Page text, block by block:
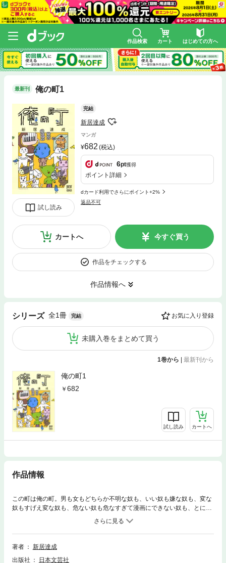
作品検索 カート はじめての方へ
最新刊 俺の町1
試し読み
完結
新居達成
マンガ
682 (税込)
6pt獲得
ポイント詳細
dカード利用でさらにポイント+2%
返品不可
カートへ 今すぐ買う
作品をチェックする
作品情報へ
シリーズ 全1冊 完結 お気に入り登録
未購入巻をまとめて買う
1巻から | 最新刊から
俺の町1
682
試し読み カートへ
作品情報
この町は俺の町。男も女もどちらか不明な奴も、いい奴も嫌な奴も、変な
奴もすげえ変な奴も、危ない奴も危なすぎて漫画にできない奴も、とにか
く、いろんな奴らが住んでるぜ。そんな俺の町の、最高でゴキゲンな毎日
を、あまり考えずに描いてやるぜ!!独自の絵と世界観で奇跡のデビューを
果たした奇才の新感覚ギャグ。
著者
新居達成
出版社
日本文芸社